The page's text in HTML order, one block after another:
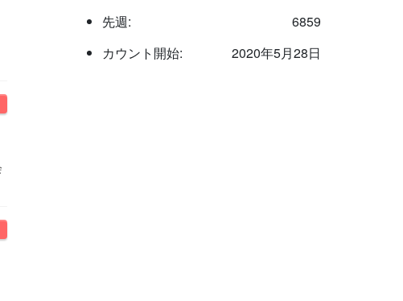
6859
先週:
2020年5月28日
カウント開始: